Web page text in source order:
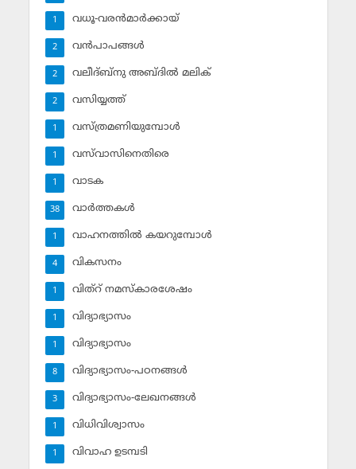
വധൂ-വരന്‍മാര്‍ക്കായ്
1
വന്‍പാപങ്ങള്‍
2
വലീദ്ബ്‌നു അബ്ദില്‍ മലിക്‌
2
വസിയ്യത്ത്‌
2
വസ്ത്രമണിയുമ്പോള്‍
1
വസ്‌വാസിനെതിരെ
1
വാടക
1
വാര്‍ത്തകള്‍
38
വാഹനത്തില്‍ കയറുമ്പോള്‍
1
വികസനം
4
വിത്‌റ് നമസ്‌കാരശേഷം
1
വിദ്യാഭ്യാസം
1
വിദ്യാഭ്യാസം
1
വിദ്യാഭ്യാസം-പഠനങ്ങള്‍
8
വിദ്യാഭ്യാസം-ലേഖനങ്ങള്‍
3
വിധിവിശ്വാസം
1
വിവാഹ ഉടമ്പടി
1